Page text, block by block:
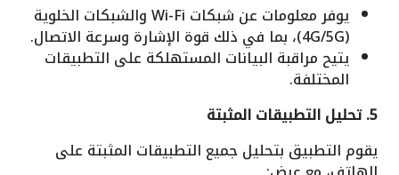
يوفر معلومات عن شبكات Wi-Fi والشبكات الخلوية
(4G/5G)، بما في ذلك قوة الإشارة وسرعة الاتصال.
يتيح مراقبة البيانات المستهلكة على التطبيقات
المختلفة.
5. تحليل التطبيقات المثبتة
يقوم التطبيق بتحليل جميع التطبيقات المثبتة على